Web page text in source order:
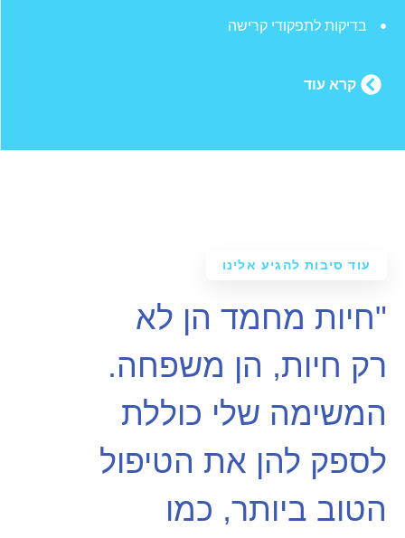
בדיקות לתפקודי קרישה
קרא עוד
עוד סיבות להגיע אלינו
"חיות מחמד הן לא
רק חיות, הן משפחה.
המשימה שלי כוללת
לספק להן את הטיפול
הטוב ביותר, כמו